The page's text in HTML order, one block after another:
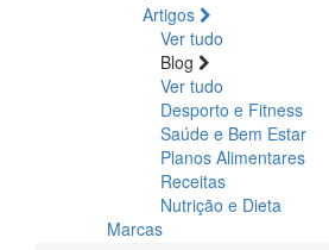
Artigos
Ver tudo
Blog
Ver tudo
Desporto e Fitness
Saúde e Bem Estar
Planos Alimentares
Receitas
Nutrição e Dieta
Marcas